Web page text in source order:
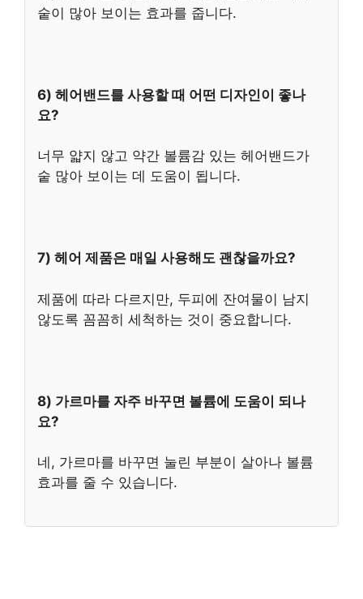
숱이 많아 보이는 효과를 줍니다.
6) 헤어밴드를 사용할 때 어떤 디자인이 좋나
요?
너무 얇지 않고 약간 볼륨감 있는 헤어밴드가
숱 많아 보이는 데 도움이 됩니다.
7) 헤어 제품은 매일 사용해도 괜찮을까요?
제품에 따라 다르지만, 두피에 잔여물이 남지
않도록 꼼꼼히 세척하는 것이 중요합니다.
8) 가르마를 자주 바꾸면 볼륨에 도움이 되나
요?
네, 가르마를 바꾸면 눌린 부분이 살아나 볼륨
효과를 줄 수 있습니다.